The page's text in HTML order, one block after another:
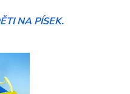
NA PÍSEK.